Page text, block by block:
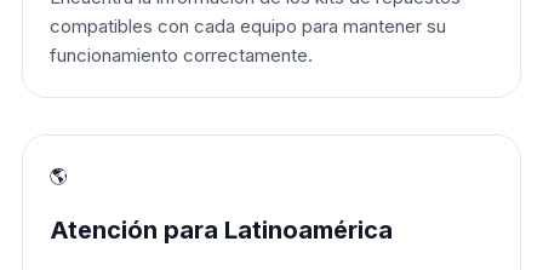
compatibles con cada equipo para mantener su
funcionamiento correctamente.
🌎
Atención para Latinoamérica